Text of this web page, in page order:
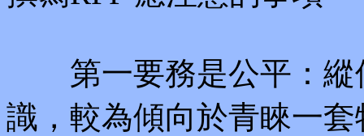
第一要務是公平：縱
識，較為傾向於青睞一